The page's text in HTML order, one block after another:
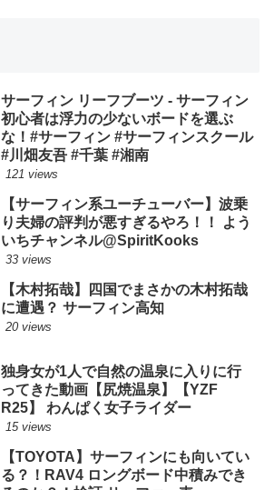
サーフィン リーフブーツ - サーフィン
初心者は浮力の少ないボードを選ぶ
な！#サーフィン #サーフィンスクール
#川畑友吾 #千葉 #湘南
121 views
【サーフィン系ユーチューバー】波乗
り夫婦の評判が悪すぎるやろ！！ よう
いちチャンネル@SpiritKooks
33 views
【木村拓哉】四国でまさかの木村拓哉
に遭遇？ サーフィン高知
20 views
独身女が1人で自然の温泉に入りに行
ってきた動画【尻焼温泉】【YZF
R25】 わんぱく女子ライダー
15 views
【TOYOTA】サーフィンにも向いてい
る？！RAV4 ロングボード中積みでき